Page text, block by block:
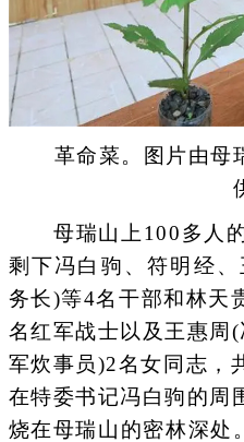
革命菜。图片由母
母瑞山上100多人的
剩下冯白驹、符明经
务长)等4名干部和林天
名红军战士以及王惠周
军炊事员)2名女同志，
在特委书记冯白驹的周
烧在母瑞山的密林深处